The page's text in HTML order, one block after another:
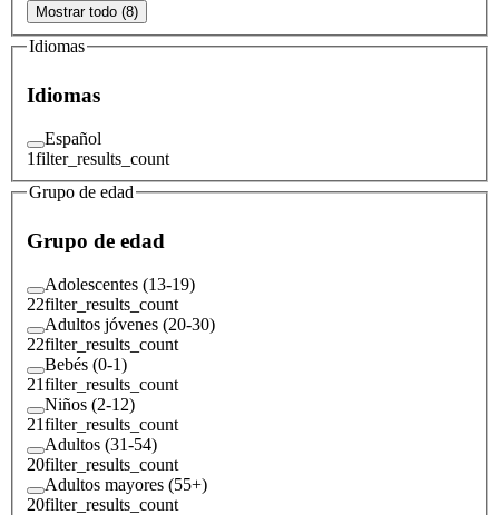
Mostrar todo (8)
Idiomas
Idiomas
Español
1filter_results_count
Grupo de edad
Grupo de edad
Adolescentes (13-19)
22filter_results_count
Adultos jóvenes (20-30)
22filter_results_count
Bebés (0-1)
21filter_results_count
Niños (2-12)
21filter_results_count
Adultos (31-54)
20filter_results_count
Adultos mayores (55+)
20filter_results_count